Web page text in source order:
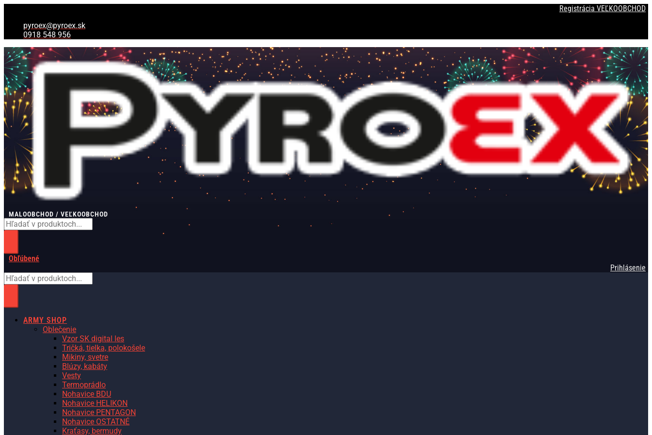
Preskočiť
obsah
Registrácia VEĽKOOBCHOD
pyroex@pyroex.sk
0918 548 956
MALOOBCHOD / VEĽKOOBCHOD
Products
Obľúbené
Prihlásenie
Products
ARMY SHOP
Oblečenie
Vzor SK digital les
Tričká, tielka, polokošele
Mikiny, svetre
Blúzy, kabáty
Vesty
Termoprádlo
Nohavice BDU
Nohavice HELIKON
Nohavice PENTAGON
Nohavice OSTATNÉ
Kraťasy, bermudy